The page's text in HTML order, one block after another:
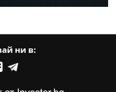
ни в: